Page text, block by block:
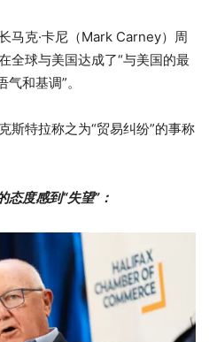
马克·卡尼（Mark Carney）周
全球与美国达成了“与美国的最
和基调”。
斯特拉称之为“贸易纠纷”的事称
度感到“失望”：